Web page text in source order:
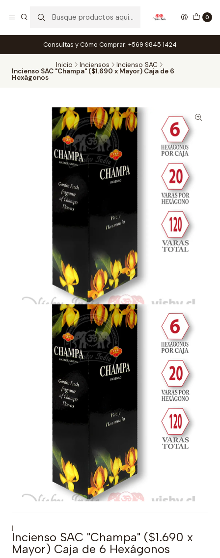
0
Consultas y Cómo Comprar: +569 9845 1424
Inicio Inciensos Incienso SAC
Incienso SAC "Champa" ($1.690 x Mayor) Caja de 6
Hexágonos
|
Incienso SAC "Champa" ($1.690 x
Mayor) Caja de 6 Hexágonos